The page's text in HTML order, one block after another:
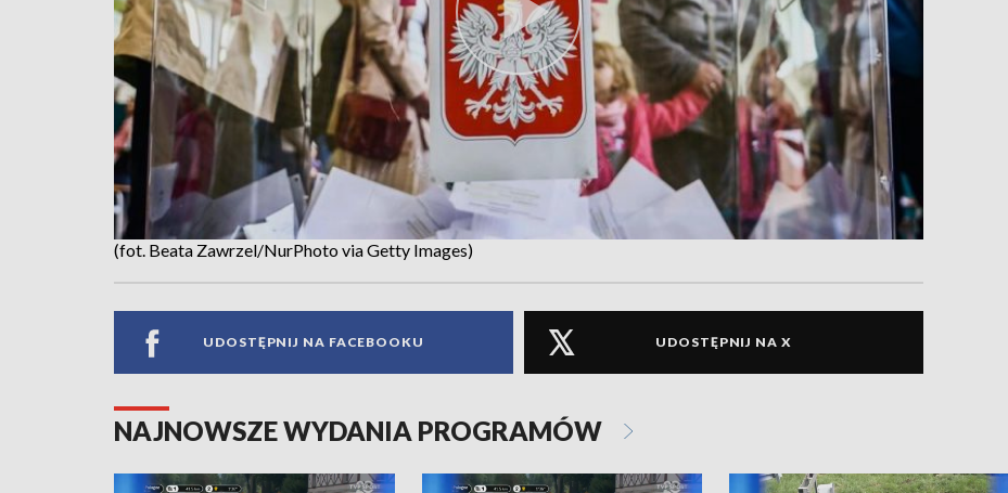
(fot. Beata Zawrzel/NurPhoto via Getty Images)
UDOSTĘPNIJ NA FACEBOOKU UDOSTĘPNIJ NA X
NAJNOWSZE WYDANIA PROGRAMÓW